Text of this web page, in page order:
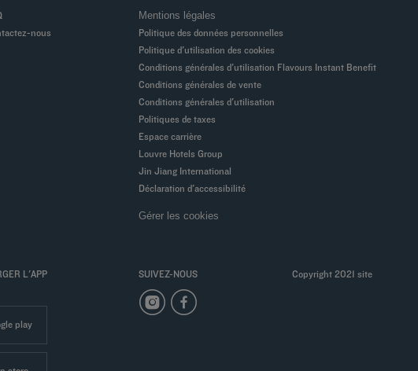
nous
Mentions légales
Politique des données personnelles
Politique d'utilisation des cookies
Conditions générales d'utilisation Flavours Instant Benefit
Conditions générales de vente
Conditions générales d'utilisation
Politiques de taxes
Espace carrière
Louvre Hotels Group
Jin Jiang International
Déclaration d'accessibilité
Gérer les cookies
L'APP
play
SUIVEZ-NOUS Copyright 2021 site